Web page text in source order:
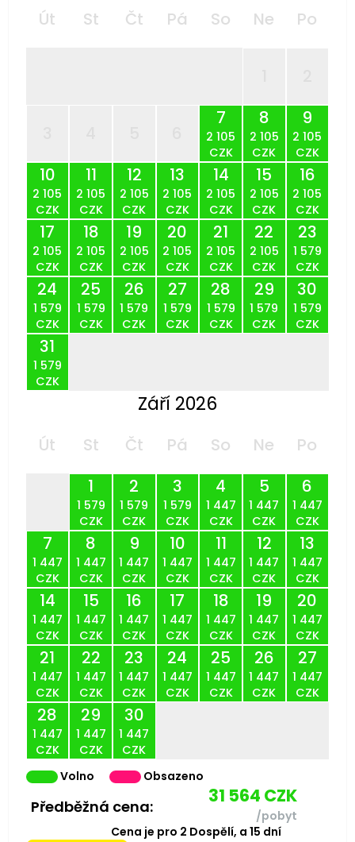
Út St Čt Pá So Ne Po
7
2 105
CZK
8
2 105
CZK
9
2 105
CZK
10
2 105
CZK
11
2 105
CZK
12
2 105
CZK
13
2 105
CZK
14
2 105
CZK
15
2 105
CZK
16
2 105
CZK
17
2 105
CZK
18
2 105
CZK
19
2 105
CZK
20
2 105
CZK
21
2 105
CZK
22
2 105
CZK
23
1 579
CZK
24
1 579
CZK
25
1 579
CZK
26
1 579
CZK
27
1 579
CZK
28
1 579
CZK
29
1 579
CZK
30
1 579
CZK
31
1 579
CZK
Září 2026
Út St Čt Pá So Ne
Po
1
1 579
CZK
2
1 579
CZK
3
1 579
CZK
4
1 447
CZK
5
1 447
CZK
6
1 447
CZK
7
1 447
CZK
8
1 447
CZK
9
1 447
CZK
10
1 447
CZK
11
1 447
CZK
12
1 447
CZK
13
1 447
CZK
14
1 447
CZK
15
1 447
CZK
16
1 447
CZK
17
1 447
CZK
18
1 447
CZK
19
1 447
CZK
20
1 447
CZK
21
1 447
CZK
22
1 447
CZK
23
1 447
CZK
24
1 447
CZK
25
1 447
CZK
26
1 447
CZK
27
1 447
CZK
28
1 447
CZK
29
1 447
CZK
30
1 447
CZK
Volno
Obsazeno
Předběžná cena: 31 564 CZK
/pobyt
Cena je pro 2 Dospělí, a 15 dní